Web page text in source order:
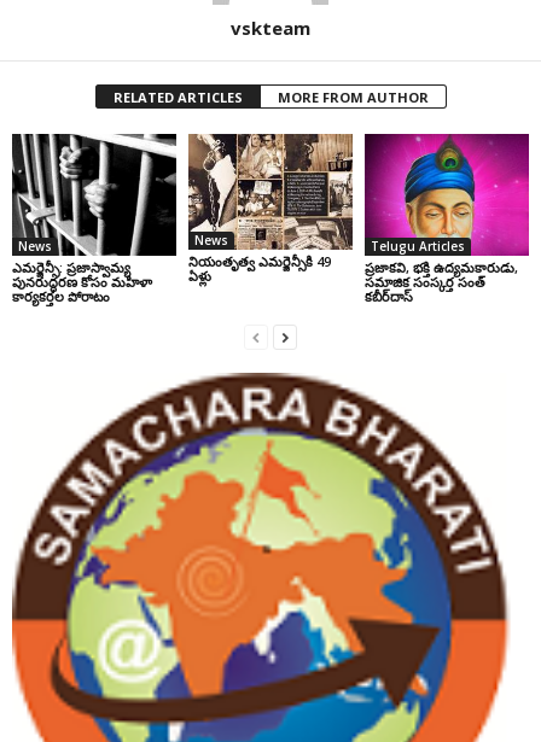
vskteam
RELATED ARTICLES MORE FROM AUTHOR
News
ఎమర్జెన్సీ: ప్రజాస్వామ్య
పునరుద్ధరణ కోసం మహిళా
కార్యకర్తల పోరాటం
News
నియంతృత్వ ఎమర్జెన్సీకి 49
ఏళ్లు
Telugu Articles
ప్రజాకవి, భక్తి ఉద్యమకారుడు,
సమాజిక సంస్కర్త సంత్‌
కబీర్‌దాస్‌